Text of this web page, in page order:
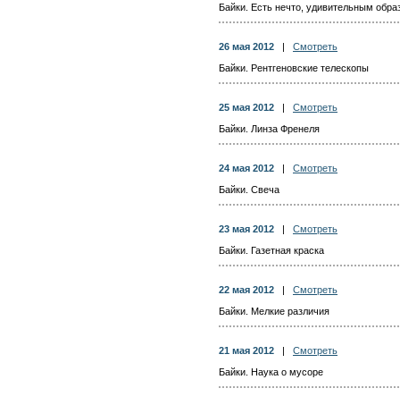
Байки. Есть нечто, удивительным
26 мая 2012
Смотреть
Байки. Рентгеновские телескопы
25 мая 2012
Смотреть
Байки. Линза Френеля
24 мая 2012
Смотреть
Байки. Свеча
23 мая 2012
Смотреть
Байки. Газетная краска
22 мая 2012
Смотреть
Байки. Мелкие различия
21 мая 2012
Смотреть
Байки. Наука о мусоре